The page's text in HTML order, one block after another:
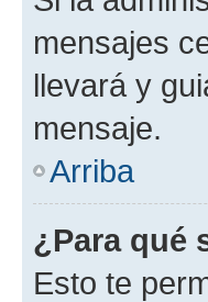
mensajes
llevará y
mensaje.
Arriba
¿Para qué
Esto te